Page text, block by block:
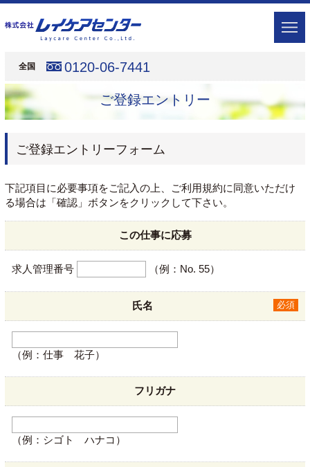
全国 0120-06-7441
ご登録エントリー
ご登録エントリーフォーム
下記項目に必要事項をご記入の上、ご利用規約に同意いただけ
る場合は「確認」ボタンをクリックして下さい。
この仕事に応募
求人管理番号 （例：No. 55）
氏名 必須
（例：仕事 花子）
フリガナ
（例：シゴト ハナコ）